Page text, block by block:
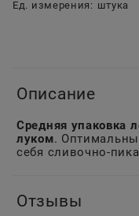
Ед. измерения: штука
Описание
Средняя упаковка
луком.
себя сливочно-
Отзывы